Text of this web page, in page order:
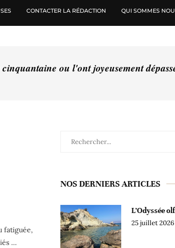
CONTACTER LA RÉDACTION QUI SOMMES
ou l'ont joyeusement
fatiguée,
…
NOS DERNIERS ARTICLES
L’Odyssée
25 juillet 2026